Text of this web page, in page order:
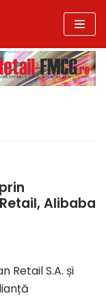
Alibaba
Retail S.A. și